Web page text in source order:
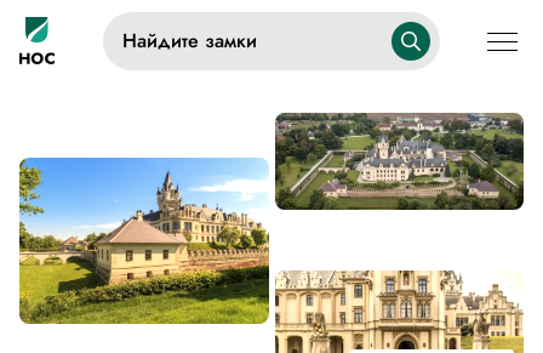
Найдите замки